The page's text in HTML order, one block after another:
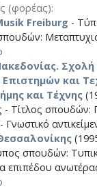
(φορέας)
Freiburg -
Σχολή
και
και Τέχνης
Τίτλος σπουδών:
σπουδών: